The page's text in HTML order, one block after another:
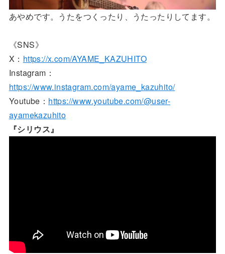
あやめです。うたをつくったり、うたったりしてます。
《SNS》
X： https://x.com/AYAME_KAZUHITO
Instagram：
https://www.instagram.com/ayame_kazuhito/
Youtube： https://www.youtube.com/@user-
ayamekazuhito
『シリウス』